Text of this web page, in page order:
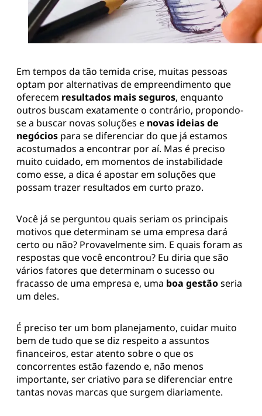
Em tempos da tão temida crise, muitas pessoas
optam por alternativas de empreendimento que
oferecem resultados mais seguros, enquanto
outros buscam exatamente o contrário, propondo-
se a buscar novas soluções e novas ideias de
negócios para se diferenciar do que já estamos
acostumados a encontrar por aí. Mas é preciso
muito cuidado, em momentos de instabilidade
como esse, a dica é apostar em soluções que
possam trazer resultados em curto prazo.
Você já se perguntou quais seriam os principais
motivos que determinam se uma empresa dará
certo ou não? Provavelmente sim. E quais foram as
respostas que você encontrou? Eu diria que são
vários fatores que determinam o sucesso ou
fracasso de uma empresa e, uma boa gestãoseria
um deles.
É preciso ter um bom planejamento, cuidar muito
bem de tudo que se diz respeito a assuntos
financeiros, estar atento sobre o que os
concorrentes estão fazendo e, não menos
importante, ser criativo para se diferenciar entre
tantas novas marcas que surgem diariamente.